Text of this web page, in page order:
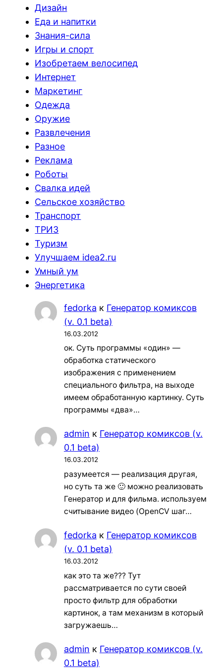
Дизайн
Еда и напитки
Знания-сила
Игры и спорт
Изобретаем велосипед
Интернет
Маркетинг
Одежда
Оружие
Развлечения
Разное
Реклама
Роботы
Свалка идей
Сельское хозяйство
Транспорт
ТРИЗ
Туризм
Улучшаем idea2.ru
Умный ум
Энергетика
fedorka к Генератор комиксов
(v. 0.1 beta)
16.03.2012
ок. Суть программы «один» —
обработка статического
изображения с применением
специального фильтра, на выходе
имеем обработанную картинку. Суть
программы «два»…
admin к Генератор комиксов (v.
0.1 beta)
16.03.2012
разумеется — реализация другая,
но суть та же 🙂 можно реализовать
Генератор и для фильма. используем
считывание видео (OpenCV шаг…
fedorka к Генератор комиксов
(v. 0.1 beta)
16.03.2012
как это та же??? Тут
рассматривается по сути своей
просто фильтр для обработки
картинок, а там механизм в который
загружаешь…
admin к Генератор комиксов (v.
0.1 beta)